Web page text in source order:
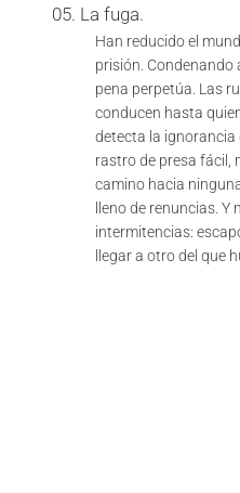
05. La fuga.
Han reducido el
prisión. Condenando
pena perpetúa. Las
conducen hasta
detecta la ignorancia
rastro de presa fácil,
camino hacia
lleno de renuncias.
intermitencias:
llegar a otro del que